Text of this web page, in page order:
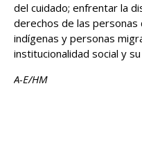
del cuidado; enfrentar la
derechos de las personas
indígenas y personas
institucionalidad social y
A-E/HM